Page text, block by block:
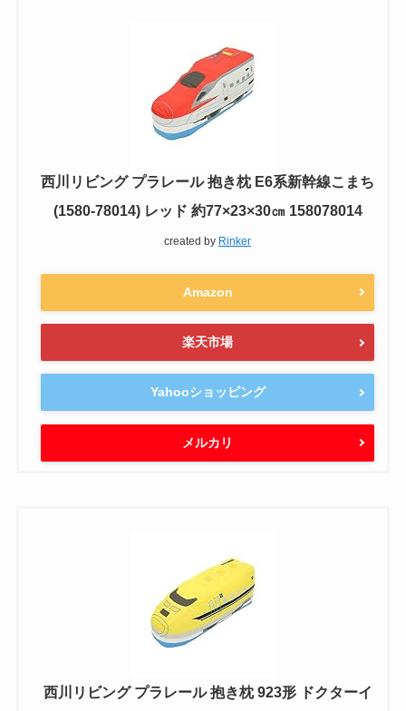
西川リビング プラレール 抱き枕 E6系新幹線こまち
(1580-78014) レッド 約77×23×30㎝ 158078014
created by Rinker
Amazon
楽天市場
Yahooショッピング
メルカリ
西川リビング プラレール 抱き枕 923形 ドクターイ